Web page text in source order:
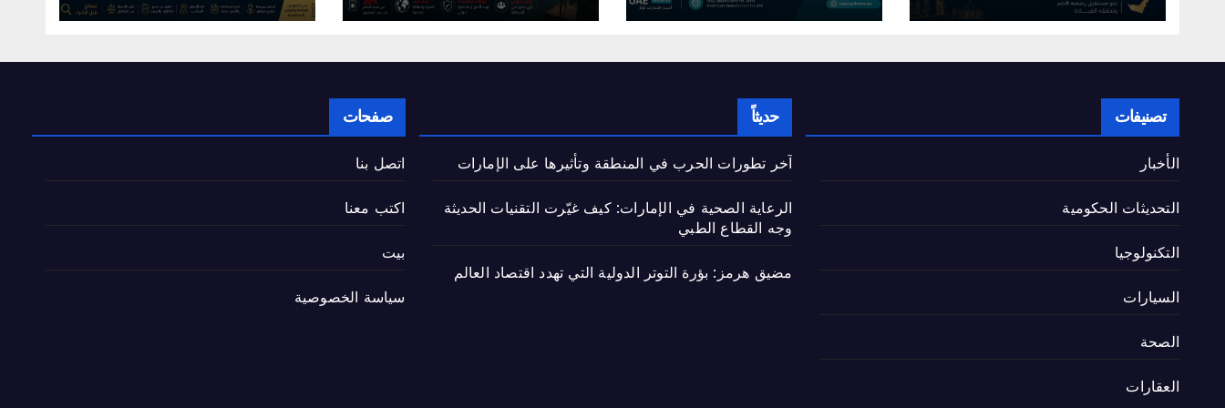
تصنيفات
الأخبار
التحديثات الحكومية
التكنولوجيا
السيارات
الصحة
العقارات
حديثاً
آخر تطورات الحرب في المنطقة وتأثيرها على الإمارات
الرعاية الصحية في الإمارات: كيف غيّرت التقنيات الحديثة
وجه القطاع الطبي
مضيق هرمز: بؤرة التوتر الدولية التي تهدد اقتصاد العالم
صفحات
اتصل بنا
اكتب معنا
بيت
سياسة الخصوصية